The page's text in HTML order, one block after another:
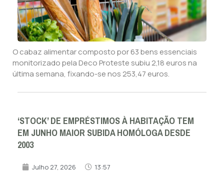
O cabaz alimentar composto por 63 bens essenciais
monitorizado pela Deco Proteste subiu 2,18 euros na
última semana, fixando-se nos 253,47 euros.
‘STOCK’ DE EMPRÉSTIMOS À HABITAÇÃO TEM
EM JUNHO MAIOR SUBIDA HOMÓLOGA DESDE
2003
Julho 27, 2026 13:57